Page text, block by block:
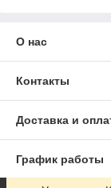
О нас
Контакты
Доставка и
График работы